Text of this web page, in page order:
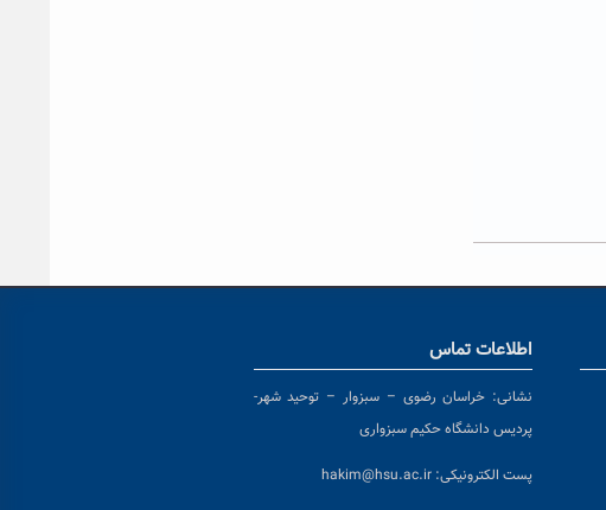
اطلاعات تماس
نشانی: خراسان رضوی – سبزوار – توحید شهر-
پردیس دانشگاه حکیم سبزواری
پست الکترونیکی: hakim@hsu.ac.ir